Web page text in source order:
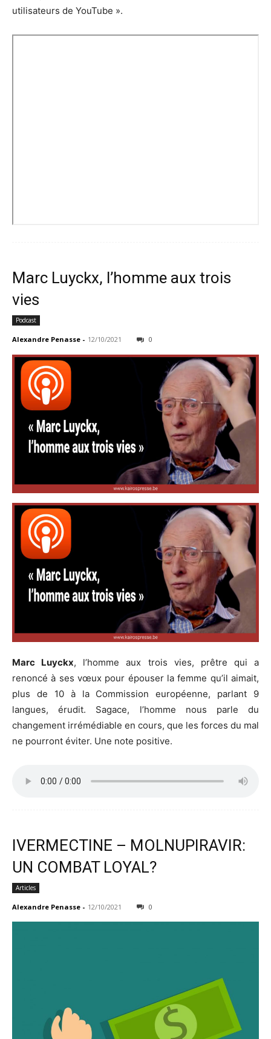
utilisateurs de YouTube ».
Marc Luyckx, l’homme aux trois
vies
Podcast
Alexandre Penasse - 12/10/2021 0
Marc Luyckx, l’homme aux trois vies, prêtre qui a
renoncé à ses vœux pour épouser la femme qu’il aimait,
plus de 10 à la Commission européenne, parlant 9
langues, érudit. Sagace, l’homme nous parle du
changement irrémédiable en cours, que les forces du mal
ne pourront éviter. Une note positive.
IVERMECTINE – MOLNUPIRAVIR:
UN COMBAT LOYAL?
Articles
Alexandre Penasse - 12/10/2021 0